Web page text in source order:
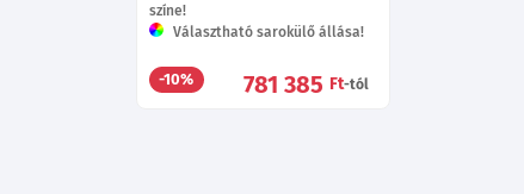
színe!
Választható sarokülő állása!
-10% 781 385 Ft-tól